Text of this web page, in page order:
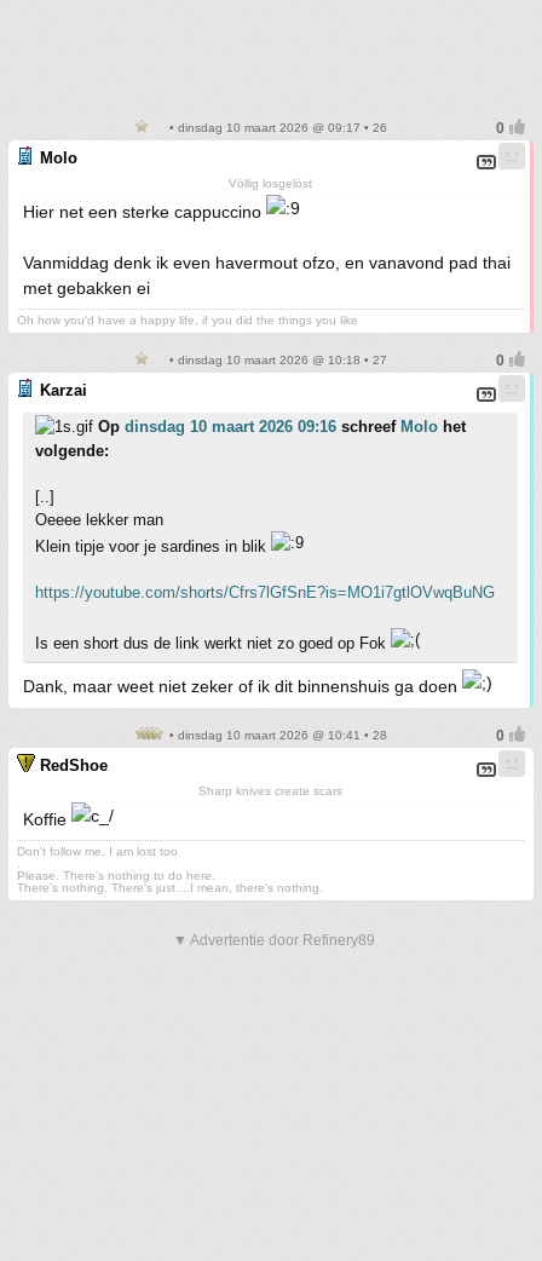
• dinsdag 10 maart 2026 @ 09:17 • 26
Molo
Völlig losgelöst
Hier net een sterke cappuccino
Vanmiddag denk ik even havermout ofzo, en vanavond pad thai
met gebakken ei
Oh how you'd have a happy life, if you did the things you like
• dinsdag 10 maart 2026 @ 10:18 • 27
Karzai
Op dinsdag 10 maart 2026 09:16 schreef Molo het
volgende:
[..]
Oeeee lekker man
Klein tipje voor je sardines in blik
https://youtube.com/shorts/Cfrs7lGfSnE?is=MO1i7gtlOVwqBuNG
Is een short dus de link werkt niet zo goed op Fok
Dank, maar weet niet zeker of ik dit binnenshuis ga doen
• dinsdag 10 maart 2026 @ 10:41 • 28
RedShoe
Sharp knives create scars
Koffie
Don't follow me. I am lost too
Please. There's nothing to do here.
There's nothing. There's just....I mean, there's nothing.
▼ Advertentie door Refinery89